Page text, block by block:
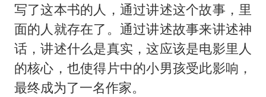
写了这本书的人，通过讲述这个故事，里
面的人就存在了。通过讲述故事来讲述神
话，讲述什么是真实，这应该是电影里人
的核心，也使得片中的小男孩受此影响，
最终成为了一名作家。